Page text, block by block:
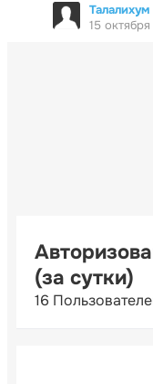
Талалихум
15
(за сутки)
16